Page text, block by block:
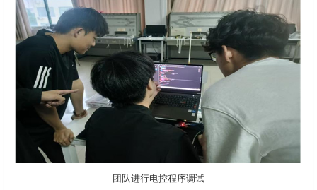
团队进行电控程序调试